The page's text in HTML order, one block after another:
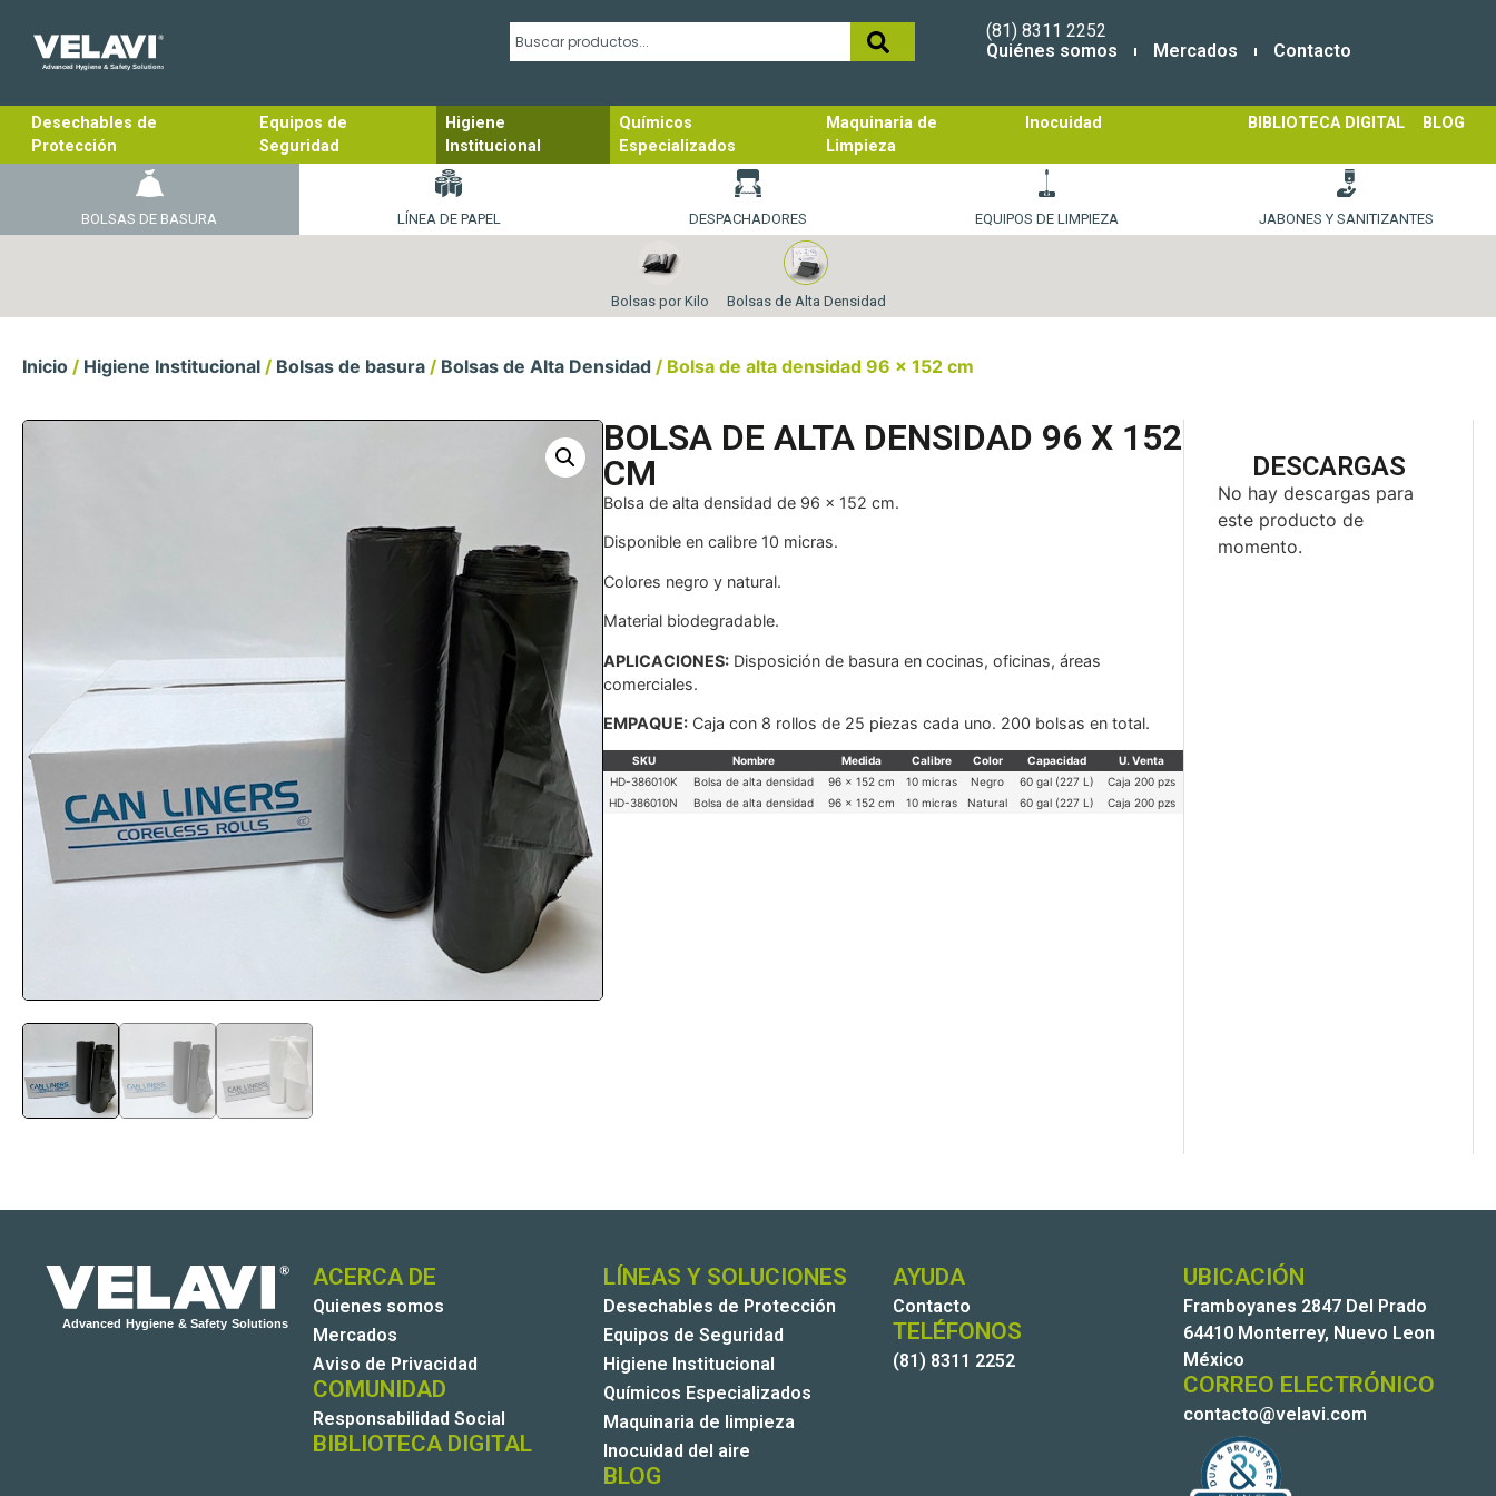
(81) 8311 2252
Quiénes somos
Mercados Contacto
Desechables de
Protección
Equipos de
Seguridad
Higiene
Institucional
Químicos
Especializados
Maquinaria de
Limpieza
Inocuidad BIBLIOTECA DIGITAL BLOG
BOLSAS DE BASURA LÍNEA DE PAPEL DESPACHADORES EQUIPOS DE LIMPIEZA JABONES Y SANITIZANTES
Bolsas por Kilo Bolsas de Alta Densidad
Inicio / Higiene Institucional / Bolsas de basura / Bolsas de Alta Densidad / Bolsa de alta densidad 96 x 152 cm
BOLSA DE ALTA DENSIDAD 96 X 152
CM
Bolsa de alta densidad de 96 x 152 cm.
Disponible en calibre 10 micras.
Colores negro y natural.
Material biodegradable.
APLICACIONES:Disposición de basura en cocinas, oficinas, áreas
comerciales.
EMPAQUE:Caja con 8 rollos de 25 piezas cada uno. 200 bolsas en total.
SKU Nombre Medida Calibre Color Capacidad
U. Venta
HD-386010K
Bolsa de alta densidad 96 x 152 cm 10 micras Negro 60 gal (227 L)
Caja 200 pzs
HD-386010N
Bolsa de alta densidad 96 x 152 cm 10 micras Natural 60 gal (227 L) Caja 200 pzs
DESCARGAS
No hay descargas para
este producto de
momento.
ACERCA DE
Quienes somos
Mercados
Aviso de Privacidad
COMUNIDAD
Responsabilidad Social
BIBLIOTECA DIGITAL
LÍNEAS Y SOLUCIONES
Desechables de Protección
Equipos de Seguridad
Higiene Institucional
Químicos Especializados
Maquinaria de limpieza
Inocuidad del aire
BLOG
AYUDA
Contacto
TELÉFONOS
(81) 8311 2252
UBICACIÓN
Framboyanes 2847 Del Prado
64410 Monterrey, Nuevo Leon
México
CORREO ELECTRÓNICO
contacto@velavi.com